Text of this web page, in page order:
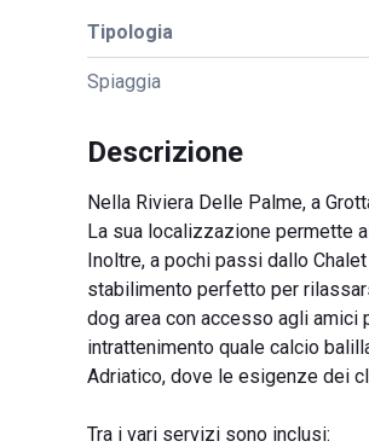
Tipologia
Spiaggia
Descrizione
Nella Riviera Delle Palme, a
La sua localizzazione permette
Inoltre, a pochi passi dallo
stabilimento perfetto per
dog area con accesso agli
intrattenimento quale calcio
Adriatico, dove le esigenze dei
Tra i vari servizi sono inclusi: